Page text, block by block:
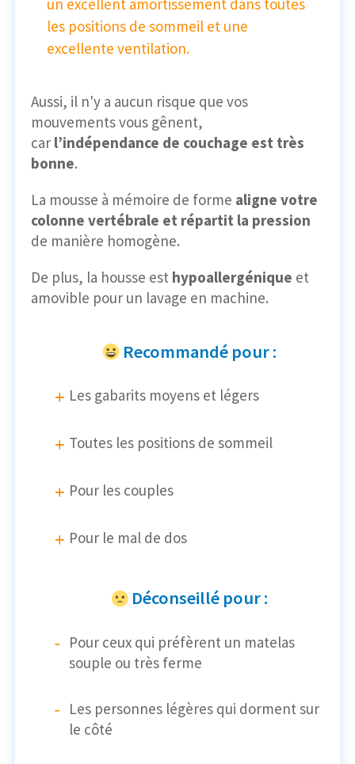
un excellent amortissement dans toutes
les positions de sommeil et une
excellente ventilation.
Aussi, il n'y a aucun risque que vos
mouvements vous gênent,
car l’indépendance de couchage est très
bonne.
La mousse à mémoire de forme aligne votre
colonne vertébrale et répartit la pression
de manière homogène.
De plus, la housse est hypoallergénique et
amovible pour un lavage en machine.
Recommandé pour :
Les gabarits moyens et légers
Toutes les positions de sommeil
Pour les couples
Pour le mal de dos
Déconseillé pour :
Pour ceux qui préfèrent un matelas
souple ou très ferme
Les personnes légères qui dorment sur
le côté